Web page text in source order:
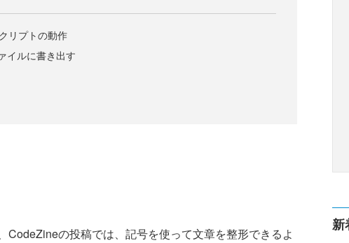
リプトの動作
イルに書き出す
の投稿では、記号を使って文章を整形できるよ
新